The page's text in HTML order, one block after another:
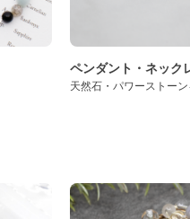
ペンダント・ネック
天然石・パワーストー